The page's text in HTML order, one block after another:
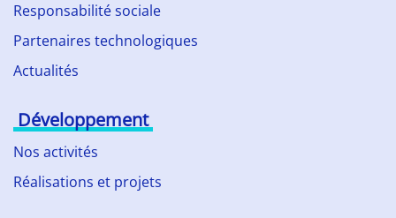
Responsabilité sociale
Partenaires technologiques
Actualités
Développement
Nos activités
Réalisations et projets